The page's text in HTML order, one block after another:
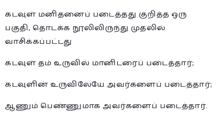
கடவுள் மனிதனைப் படைத்தது குறித்த ஒரு
பகுதி, தொடக்க நூலிலிருந்து முதலில்
வாசிக்கப்பட்டது
கடவுள் தம் உருவில் மானிடரைப் படைத்தார்;
கடவுளின் உருவிலேயே அவர்களைப் படைத்தார்;
ஆணும் பெண்ணுமாக அவர்களைப் படைத்தார்.